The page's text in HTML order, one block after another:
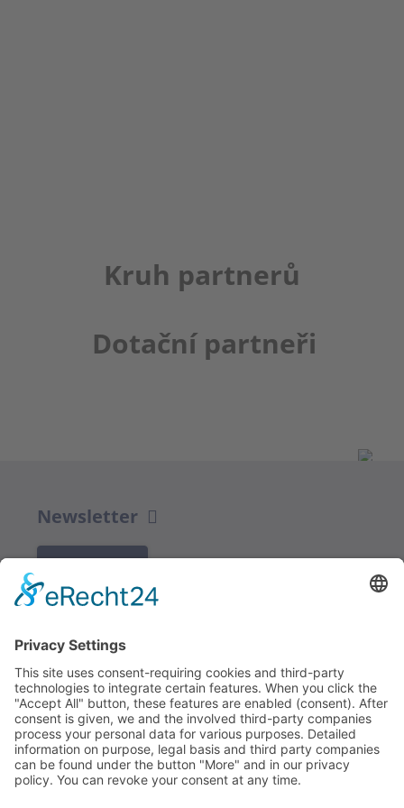
Kruh partnerů
Dotační partneři
Newsletter
Redakce bbkult.net
Centrum Bavaria Bohemia (CeBB)
Dr. Veronika Hofinger
Freyung 1, 92539 Schönsee
Tel.:+49 (0)9674 / 92 48 78
veronika.hofinger@cebb.de